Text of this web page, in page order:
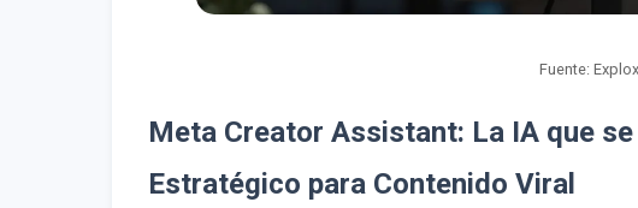
Fuente:
Meta Creator Assistant: La IA que
Estratégico para Contenido Viral